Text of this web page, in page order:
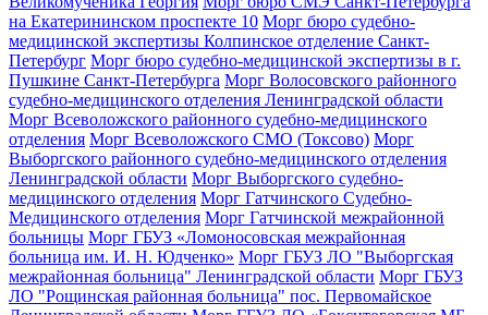
на Екатерининском проспекте 10 Морг бюро судебно-
медицинской экспертизы Колпинское отделение Санкт-
Петербург Морг бюро судебно-медицинской экспертизы в г.
Пушкине Санкт-Петербурга Морг Волосовского районного
судебно-медицинского отделения Ленинградской области
Морг Всеволожского районного судебно-медицинского
отделения Морг Всеволожского СМО (Токсово) Морг
Выборгского районного судебно-медицинского отделения
Ленинградской области Морг Выборгского судебно-
медицинского отделения Морг Гатчинского Судебно-
Медицинского отделения Морг Гатчинской межрайонной
больницы Морг ГБУЗ «Ломоносовская межрайонная
больница им. И. Н. Юдченко» Морг ГБУЗ ЛО "Выборгская
межрайонная больница" Ленинградской области Морг ГБУЗ
ЛО "Рощинская районная больница" пос. Первомайское